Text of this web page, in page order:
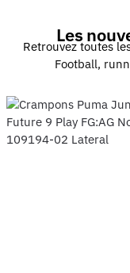
Les
Retrouvez toutes
Football,